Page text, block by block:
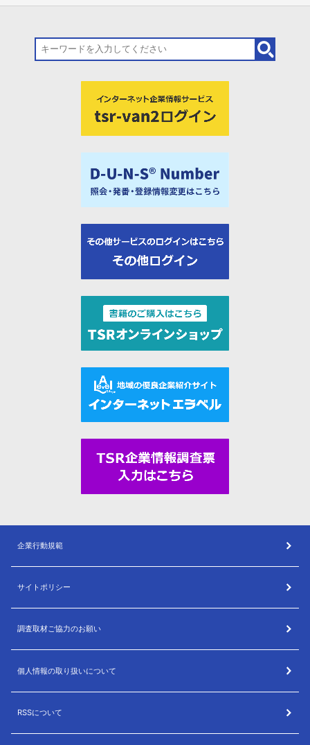
企業行動規範
サイトポリシー
調査取材ご協力のお願い
個人情報の取り扱いについて
RSSについて